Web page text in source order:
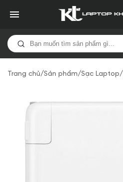
Trang chủ/Sản phẩm/Sạc Laptop/